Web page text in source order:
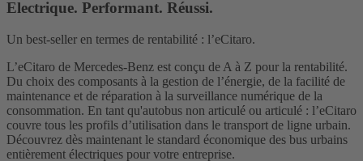
Electrique. Performant. Réussi.
Un best-seller en termes de rentabilité : l’eCitaro.
L’eCitaro de Mercedes-Benz est conçu de A à Z pour la rentabilité.
Du choix des composants à la gestion de l’énergie, de la facilité de
maintenance et de réparation à la surveillance numérique de la
consommation. En tant qu'autobus non articulé ou articulé : l’eCitaro
couvre tous les profils d’utilisation dans le transport de ligne urbain.
Découvrez dès maintenant le standard économique des bus urbains
entièrement électriques pour votre entreprise.